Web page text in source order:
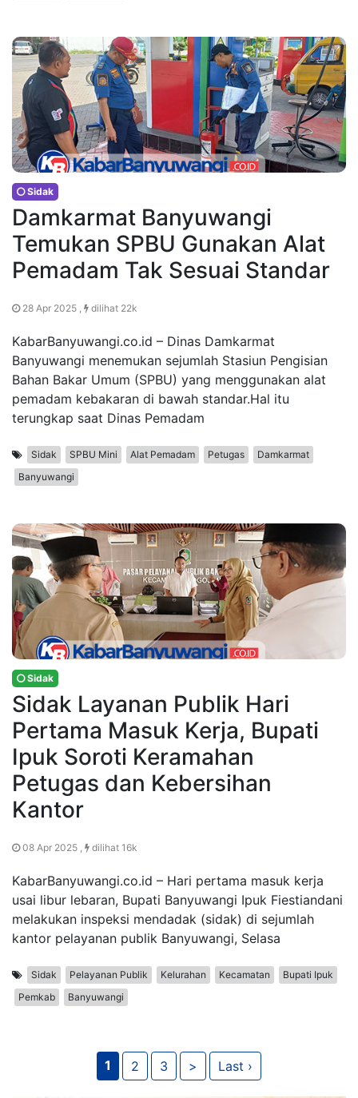
Sidak
Damkarmat Banyuwangi
Temukan SPBU Gunakan Alat
Pemadam Tak Sesuai Standar
28 Apr 2025 , dilihat 22k
KabarBanyuwangi.co.id – Dinas Damkarmat
Banyuwangi menemukan sejumlah Stasiun Pengisian
Bahan Bakar Umum (SPBU) yang menggunakan alat
pemadam kebakaran di bawah standar.Hal itu
terungkap saat Dinas Pemadam
Sidak SPBU Mini Alat Pemadam Petugas
Damkarmat
Banyuwangi
Sidak
Sidak Layanan Publik Hari
Pertama Masuk Kerja, Bupati
Ipuk Soroti Keramahan
Petugas dan Kebersihan
Kantor
08 Apr 2025 , dilihat 16k
KabarBanyuwangi.co.id – Hari pertama masuk kerja
usai libur lebaran, Bupati Banyuwangi Ipuk Fiestiandani
melakukan inspeksi mendadak (sidak) di sejumlah
kantor pelayanan publik Banyuwangi, Selasa
Sidak Pelayanan Publik Kelurahan Kecamatan
Bupati Ipuk
Pemkab
Banyuwangi
1 2 3 > Last ›